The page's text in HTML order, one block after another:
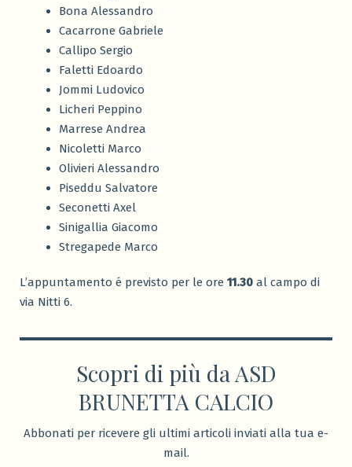
Bona Alessandro
Cacarrone Gabriele
Callipo Sergio
Faletti Edoardo
Jommi Ludovico
Licheri Peppino
Marrese Andrea
Nicoletti Marco
Olivieri Alessandro
Piseddu Salvatore
Seconetti Axel
Sinigallia Giacomo
Stregapede Marco
L’appuntamento é previsto per le ore 11.30 al campo di
via Nitti 6.
Scopri di più da ASD
BRUNETTA CALCIO
Abbonati per ricevere gli ultimi articoli inviati alla tua e-
mail.